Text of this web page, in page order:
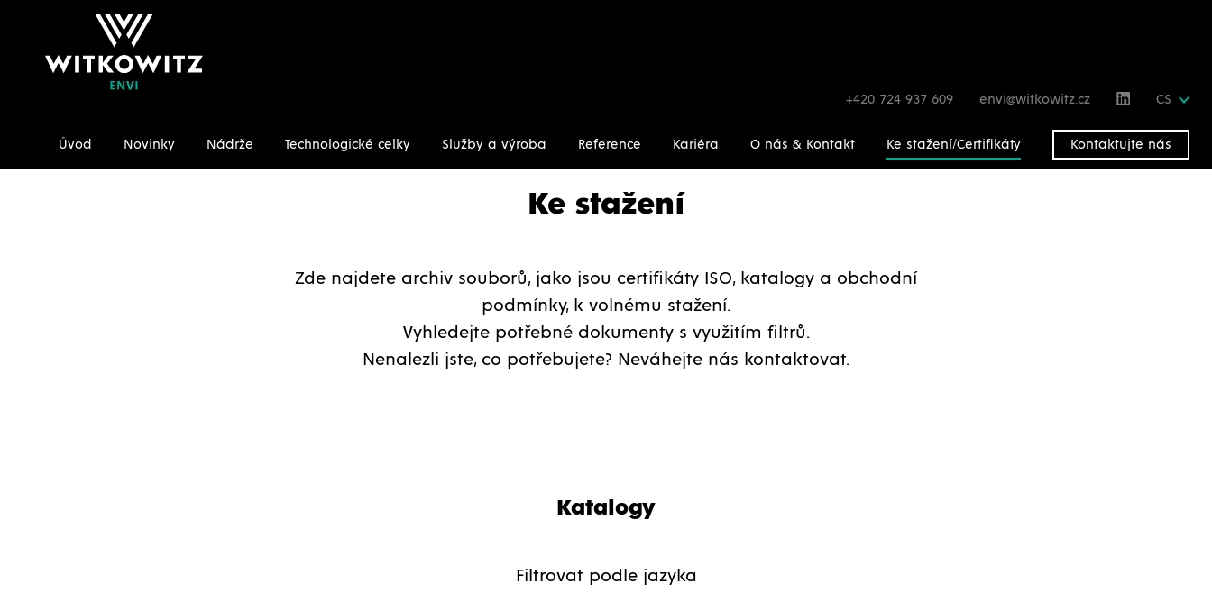
+420 724 937 609 envi@witkowitz.cz CS
Úvod Novinky Nádrže Technologické celky Služby a výroba Reference Kariéra O nás & Kontakt Ke stažení/Certifikáty Kontaktujte nás
Úvodní stránka Ke stažení/Certifikáty
Ke stažení
Zde najdete archiv souborů, jako jsou certifikáty ISO, katalogy a obchodní
podmínky, k volnému stažení.
Vyhledejte potřebné dokumenty s využitím filtrů.
Nenalezli jste, co potřebujete? Neváhejte nás kontaktovat.
Katalogy
Filtrovat podle jazyka